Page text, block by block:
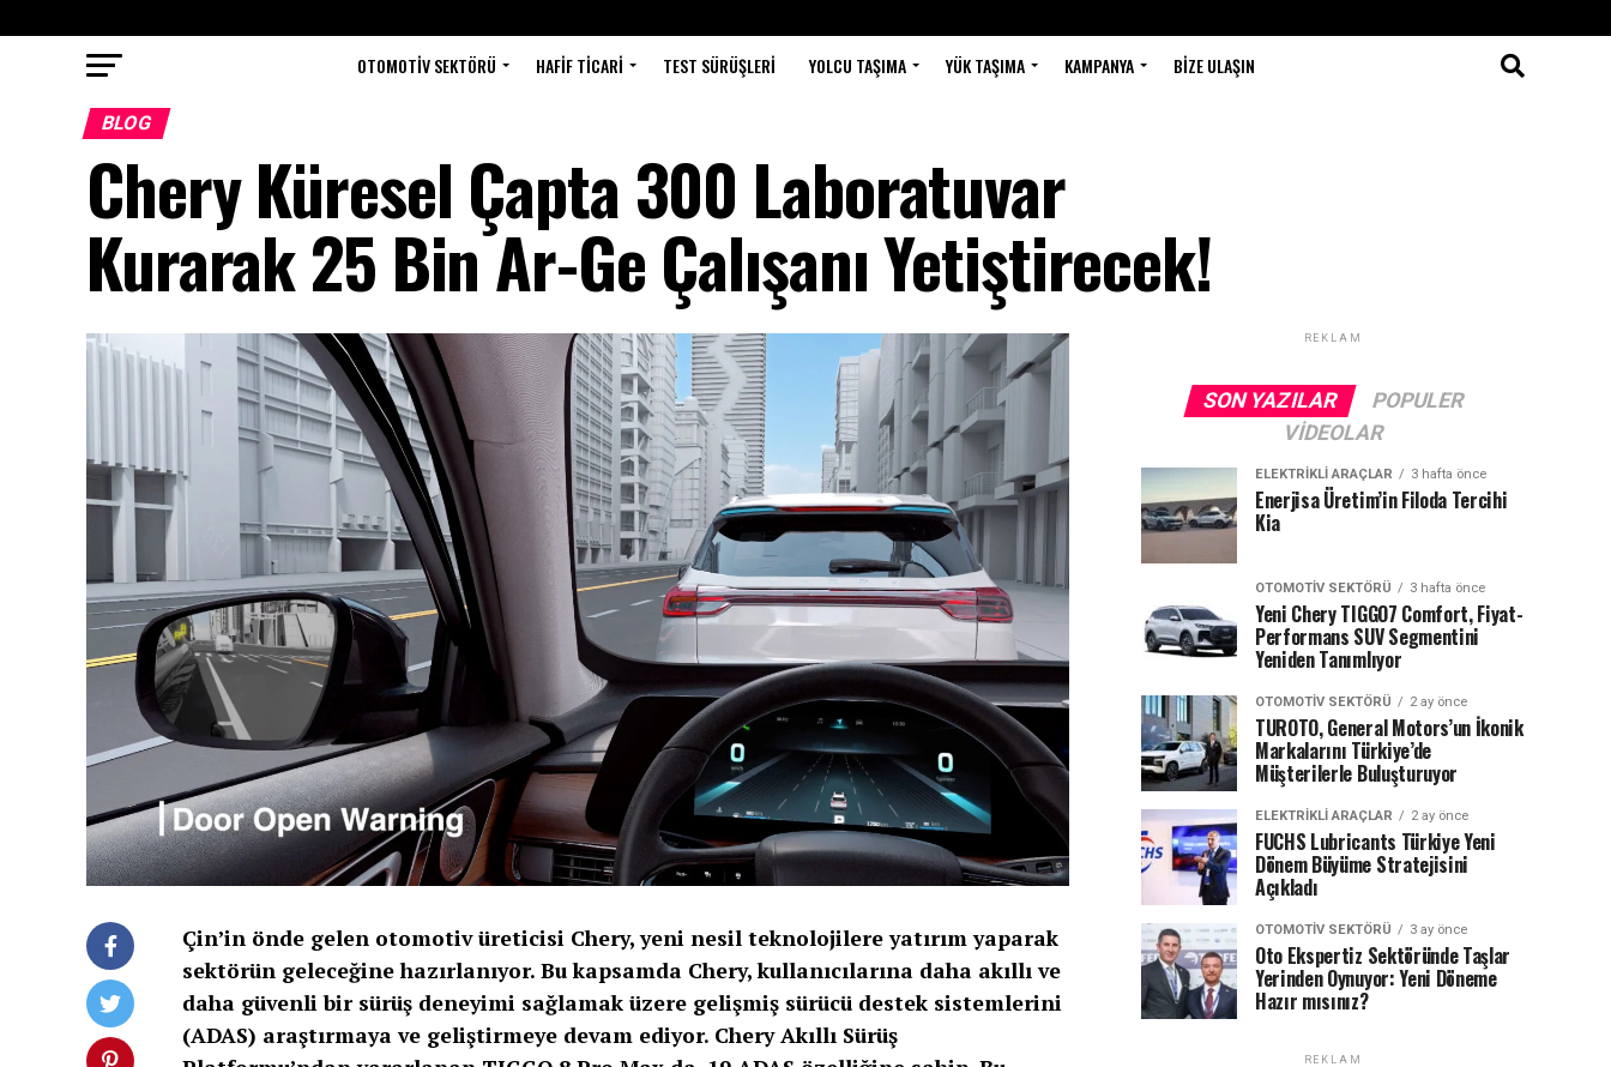
OTOMOTIV SEKTÖRÜ HAFIF TICARI TEST SÜRÜŞLERI YOLCU TAŞIMA YÜK TAŞIMA KAMPANYA BIZE ULAŞIN
BLOG
Chery Küresel Çapta 300 Laboratuvar
Kurarak 25 Bin Ar-Ge Çalışanı Yetiştirecek!
Çin’in önde gelen otomotiv üreticisi Chery, yeni nesil teknolojilere yatırım yaparak
sektörün geleceğine hazırlanıyor. Bu kapsamda Chery, kullanıcılarına daha akıllı ve
daha güvenli bir sürüş deneyimi sağlamak üzere gelişmiş sürücü destek sistemlerini
(ADAS) araştırmaya ve geliştirmeye devam ediyor. Chery Akıllı Sürüş
REKLAM
SON YAZILAR
POPULER
VIDEOLAR
ELEKTRIKLI ARAÇLAR 3 hafta önce
Enerjisa Üretim’in Filoda Tercihi
Kia
OTOMOTIV SEKTÖRÜ 3 hafta önce
Yeni Chery TIGGO7 Comfort, Fiyat-
Performans SUV Segmentini
Yeniden Tanımlıyor
OTOMOTIV SEKTÖRÜ 2 ay önce
TUROTO, General Motors’un İkonik
Markalarını Türkiye’de
Müşterilerle Buluşturuyor
ELEKTRIKLI ARAÇLAR 2 ay önce
FUCHS Lubricants Türkiye Yeni
Dönem Büyüme Stratejisini
Açıkladı
OTOMOTIV SEKTÖRÜ 3 ay önce
Oto Ekspertiz Sektöründe Taşlar
Yerinden Oynuyor: Yeni Döneme
Hazır mısınız?
REKLAM